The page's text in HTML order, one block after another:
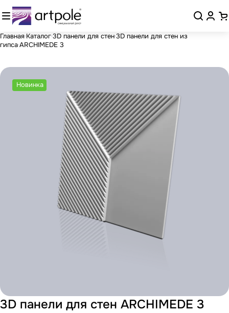
Главная Каталог3D панели для стен3D панели для стен из
гипсаARCHIMEDE 3
Новинка
3D панели для стен ARCHIMEDE 3